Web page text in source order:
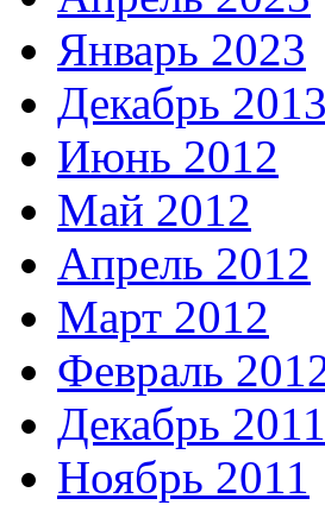
Январь 2023
Декабрь 2013
Июнь 2012
Май 2012
Апрель 2012
Март 2012
Февраль
Декабрь 2011
Ноябрь 2011